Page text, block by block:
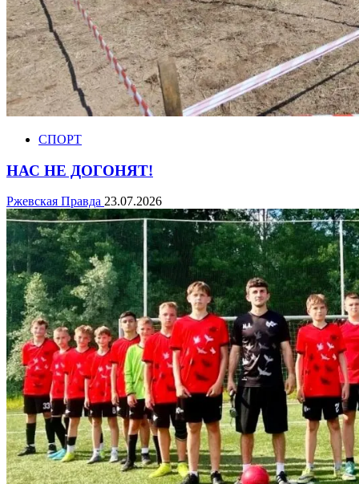
СПОРТ
НАС НЕ ДОГОНЯТ!
Ржевская Правда 23.07.2026